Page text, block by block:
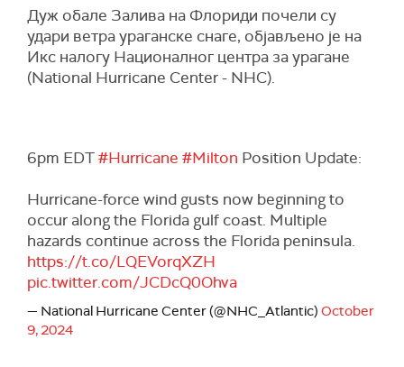
Дуж обале Залива на Флориди почели су
удари ветра ураганске снаге, објављено је на
Икс налогу Националног центра за урагане
(National Hurricane Center - NHC).
6pm EDT#Hurricane #Milton Position Update:
Hurricane-force wind gusts now beginning to
occur along the Florida gulf coast. Multiple
hazards continue across the Florida peninsula.
https://t.co/LQEVorqXZH
pic.twitter.com/JCDcQ0Ohva
— National Hurricane Center (@NHC_Atlantic) October
9, 2024